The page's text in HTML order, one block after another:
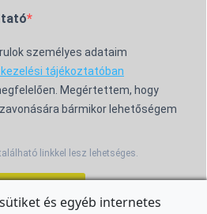
személyes adataim
tájékoztatóban
Megértettem, hogy
bármikor lehetőségem
linkkel lesz lehetséges.
és egyéb internetes